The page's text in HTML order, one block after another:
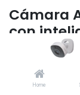
Home
Cámara
con
licencia
2,194.00